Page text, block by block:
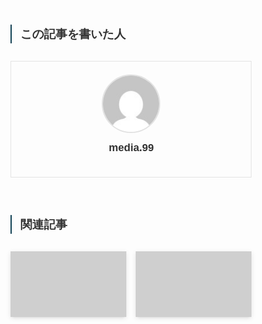
この記事を書いた人
media.99
関連記事